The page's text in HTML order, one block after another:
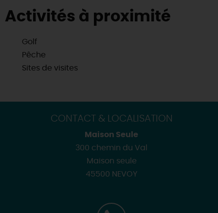
Activités à proximité
Golf
Pêche
Sites de visites
CONTACT & LOCALISATION
Maison Seule
300 chemin du Val
Maison seule
45500 NEVOY